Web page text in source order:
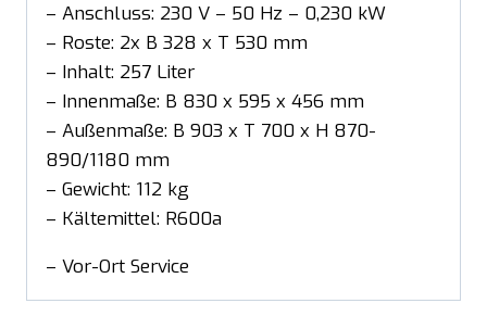
– Anschluss: 230 V – 50 Hz – 0,230 kW
– Roste: 2x B 328 x T 530 mm
– Inhalt: 257 Liter
– Innenmaße: B 830 x 595 x 456 mm
– Außenmaße: B 903 x T 700 x H 870-
890/1180 mm
– Gewicht: 112 kg
– Kältemittel: R600a
– Vor-Ort Service